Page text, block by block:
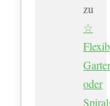
zu
☆
oder